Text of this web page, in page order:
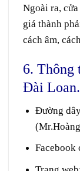
Ngoài ra,
giá thành
cách âm,
6. Thông
Đài Loan.
Đường
Facebook